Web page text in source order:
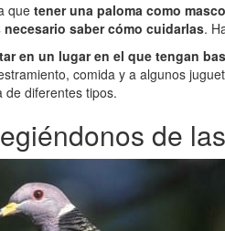
que tener una paloma como
necesario saber cómo cuidarlas.
en un lugar en el que tengan
comida y a algunos
de diferentes tipos.
de